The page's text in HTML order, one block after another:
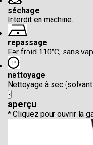
séchage
Interdit en machine.
repassage
Fer froid 110°C, sans
nettoyage
Nettoyage à sec
‹
aperçu
* Cliquez pour ouvrir la